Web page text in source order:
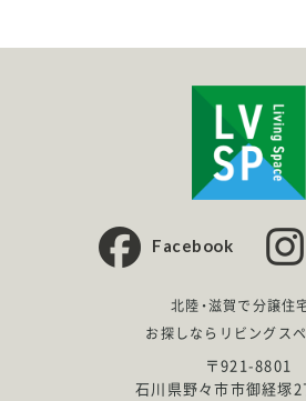
Facebook
北陸・滋賀で分譲住
お探しならリビングス
〒921-8801
石川県野々市市御経塚